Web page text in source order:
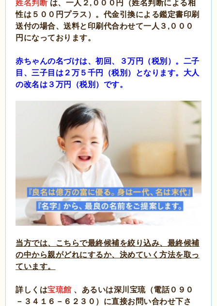
姓名判断 は、一人２,０００円（姓名判断による相
性は５００円プラス）。代金引換による鑑定書印刷
送付の場合、送料と印刷代合わせて一人３,０００
円になっております。
赤ちゃんの名づけは、初回、３万円（税別）。二子
目、三子目は２万５千円（税別）となります。大人
の改名は３万円（税別）です。
当方では、こちらで最終候補を絞り込み、最終候補
の中から親がどれにするか、決めていく方法を取っ
ています。
詳しくは宝琉館 、あるいは深川宝琉（電話０９０
－３４１６－６２３０）に直接お問い合わせ下さ